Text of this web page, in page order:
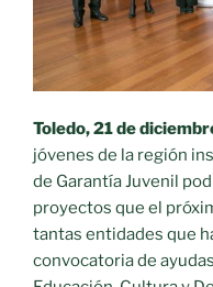
15
de
junio
al
Toledo, 21 de
jóvenes de la región
de Garantía Juvenil
proyectos que el
tantas entidades que
convocatoria de